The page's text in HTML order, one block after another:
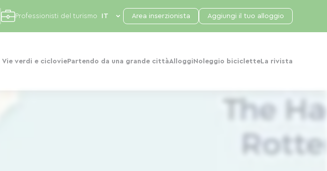
Vie verdi e ciclovie Partendo da una grande cittàAlloggi Noleggio biciclette La rivista
Professionisti del turismo Area inserzionista Aggiungi il tuo alloggio